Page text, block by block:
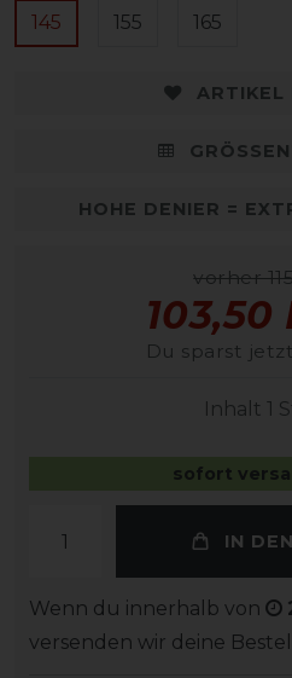
145 155 165
ARTIKEL
HOHE DENIER =
vorher
103,50
Du sparst jetzt
Inhalt 1
sofort
IN
Wenn du innerhalb von
versenden wir deine